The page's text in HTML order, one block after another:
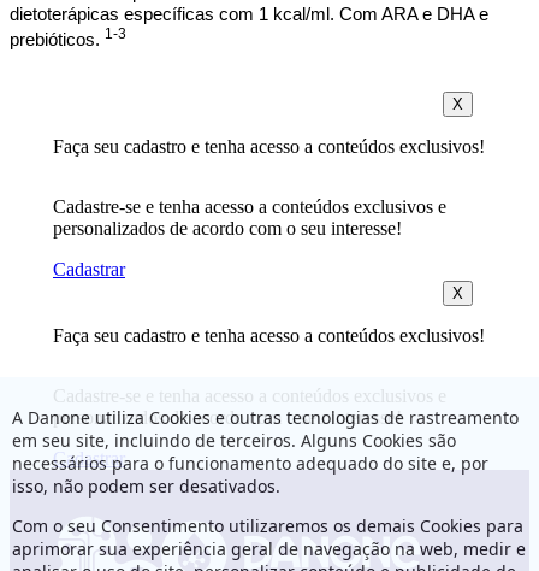
dietoterápicas específicas com 1 kcal/ml. Com ARA e DHA e
prebióticos. 1-3
X
Faça seu cadastro e tenha acesso a conteúdos exclusivos!
Cadastre-se e tenha acesso a conteúdos exclusivos e
personalizados de acordo com o seu interesse!
Cadastrar
X
Faça seu cadastro e tenha acesso a conteúdos exclusivos!
Cadastre-se e tenha acesso a conteúdos exclusivos e
personalizados de acordo com o seu interesse!
Cadastrar
A Danone utiliza Cookies e outras tecnologias de rastreamento
em seu site, incluindo de terceiros. Alguns Cookies são
necessários para o funcionamento adequado do site e, por
isso, não podem ser desativados.
Com o seu Consentimento utilizaremos os demais Cookies para
aprimorar sua experiência geral de navegação na web, medir e